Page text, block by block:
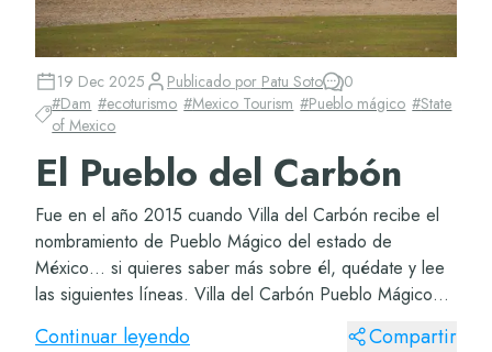
19 Dec 2025 Publicado por Patu Soto
0
#Dam #ecoturismo #Mexico Tourism #Pueblo mágico #State
of Mexico
El Pueblo del Carbón
Fue en el año 2015 cuando Villa del Carbón recibe el
nombramiento de Pueblo Mágico del estado de
México… si quieres saber más sobre él, quédate y lee
las siguientes líneas. Villa del Carbón Pueblo Mágico
Sabrás que México está lleno de pueblos...
Continuar leyendo Compartir